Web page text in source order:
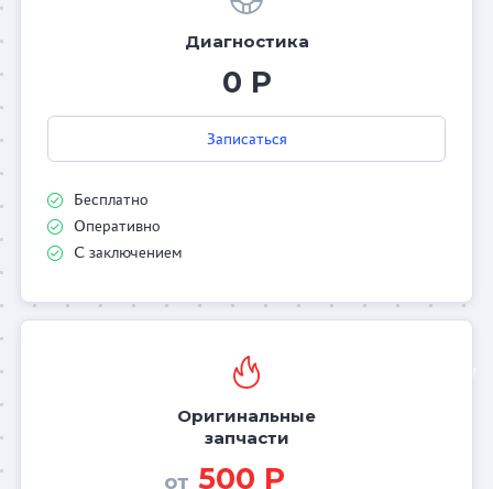
Диагностика
0 Р
Записаться
Бесплатно
Оперативно
С заключением
Оригинальные
запчасти
от 500 Р